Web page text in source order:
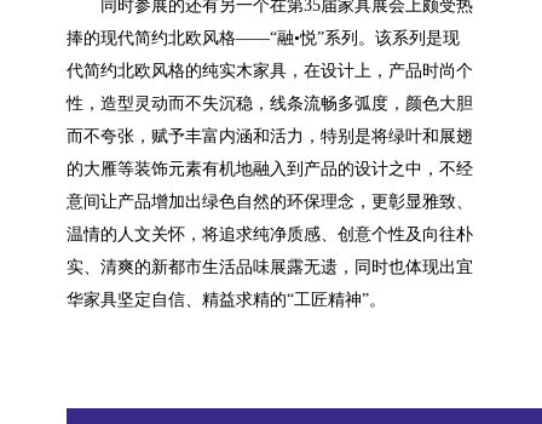
同时参展的还有另一个在第35届家具展会上颇受热
捧的现代简约北欧风格——“融•悦”系列。该系列是现
代简约北欧风格的纯实木家具，在设计上，产品时尚个
性，造型灵动而不失沉稳，线条流畅多弧度，颜色大胆
而不夸张，赋予丰富内涵和活力，特别是将绿叶和展翅
的大雁等装饰元素有机地融入到产品的设计之中，不经
意间让产品增加出绿色自然的环保理念，更彰显雅致、
温情的人文关怀，将追求纯净质感、创意个性及向往朴
实、清爽的新都市生活品味展露无遗，同时也体现出宜
华家具坚定自信、精益求精的“工匠精神”。